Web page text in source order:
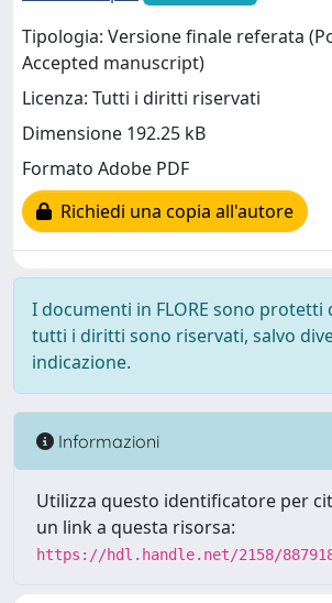
Tipologia: Versione finale referata
Accepted manuscript)
Licenza: Tutti i diritti riservati
Dimensione 192.25 kB
Formato Adobe PDF
Richiedi una copia all'autore
I documenti in FLORE sono protetti
tutti i diritti sono riservati, salvo
indicazione.
Informazioni
Utilizza questo identificatore per
un link a questa risorsa:
https://hdl.handle.net/2158/